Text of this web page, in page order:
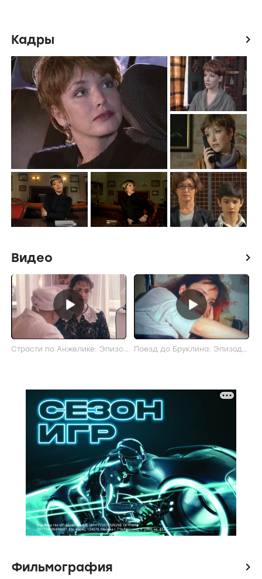
Кадры icon
Видео icon
Страсти по Анжелике: Эпизод
Поезд до Бруклина: Эпизод
Фильмография icon